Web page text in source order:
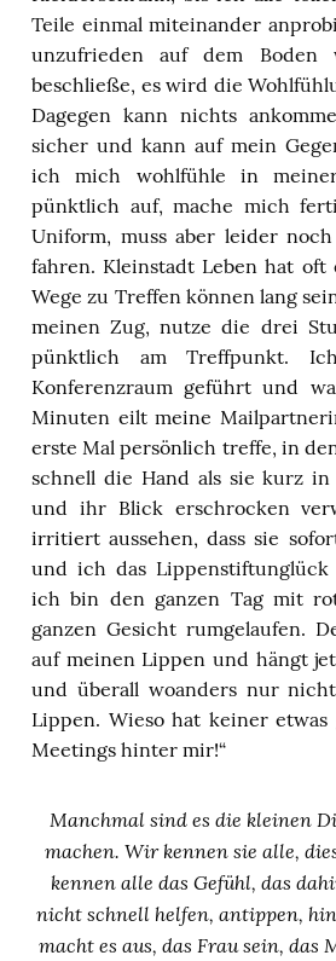
Teile einmal miteinander
unzufrieden auf dem Boden
beschließe, es wird die
Dagegen kann nichts
sicher und kann auf mein
ich mich wohlfühle in
pünktlich auf, mache mich
Uniform, muss aber leider
fahren. Kleinstadt Leben hat oft
Wege zu Treffen können lang
meinen Zug, nutze die drei
pünktlich am Treffpunkt.
Konferenzraum geführt und
Minuten eilt meine
erste Mal persönlich treffe, in
schnell die Hand als sie kurz
und ihr Blick erschrocken
irritiert aussehen, dass sie
und ich das Lippenstiftunglück
ich bin den ganzen Tag mit
ganzen Gesicht rumgelaufen.
auf meinen Lippen und hängt
und überall woanders nur
Lippen. Wieso hat keiner etwas
Meetings hinter mir!“
Manchmal sind es die kleinen
machen. Wir kennen sie alle,
kennen alle das Gefühl, das
nicht schnell helfen, antippen,
macht es aus, das Frau sein, das